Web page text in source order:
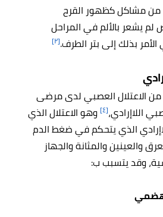
من مشاكل كظهور القرح
يشعر بالألم في المراحل
بذلك إلى بتر الطرف.[٢]
من الاعتلال العصبي لدى مرضى
اللاإرادي،[٤]
وهو الاعتلال الذي
الذي يتحكم في ضغط الدم
والعينين والمثانة والجهاز
وقد يتسبب ب: